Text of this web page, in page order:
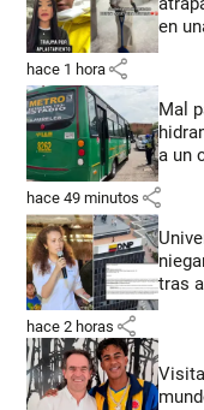
en
hace 1 hora share
Mal
a un
hace 49 minutos share
tras
hace 2 horas share